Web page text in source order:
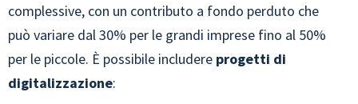
complessive, con un contributo a fondo perduto che
può variare dal 30% per le grandi imprese fino al 50%
per le piccole. È possibile includere progetti di
digitalizzazione: